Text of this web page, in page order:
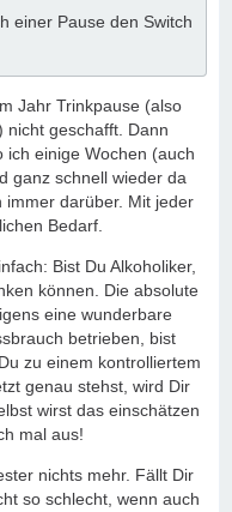
einer Pause den Switch
Jahr Trinkpause (also
nicht geschafft. Dann
ich einige Wochen (auch
ganz schnell wieder da
immer darüber. Mit jeder
Bedarf.
Bist Du Alkoholiker,
können. Die absolute
eine wunderbare
betrieben, bist
zu einem kontrolliertem
genau stehst, wird Dir
wirst das einschätzen
mal aus!
nichts mehr. Fällt Dir
so schlecht, wenn auch